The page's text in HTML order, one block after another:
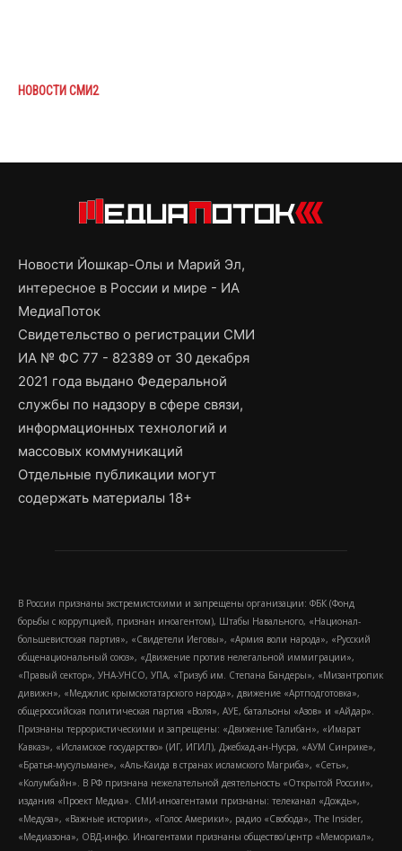
НОВОСТИ СМИ2
Новости Йошкар-Олы и Марий Эл,
интересное в России и мире - ИА
МедиаПоток
Свидетельство о регистрации СМИ
ИА № ФС 77 - 82389 от 30 декабря
2021 года выдано Федеральной
службы по надзору в сфере связи,
информационных технологий и
массовых коммуникаций
Отдельные публикации могут
содержать материалы 18+
В России признаны экстремистскими и запрещены организации: ФБК (Фонд
борьбы с коррупцией, признан иноагентом), Штабы Навального, «Национал-
большевистская партия», «Свидетели Иеговы», «Армия воли народа», «Русский
общенациональный союз», «Движение против нелегальной иммиграции»,
«Правый сектор», УНА-УНСО, УПА, «Тризуб им. Степана Бандеры», «Мизантропик
дивижн», «Меджлис крымскотатарского народа», движение «Артподготовка»,
общероссийская политическая партия «Воля», АУЕ, батальоны «Азов» и «Айдар».
Признаны террористическими и запрещены: «Движение Талибан», «Имарат
Кавказ», «Исламское государство» (ИГ, ИГИЛ), Джебхад-ан-Нусра, «АУМ Синрике»,
«Братья-мусульмане», «Аль-Каида в странах исламского Магриба», «Сеть»,
«Колумбайн». В РФ признана нежелательной деятельность «Открытой России»,
издания «Проект Медиа». СМИ-иноагентами признаны: телеканал «Дождь»,
«Медуза», «Важные истории», «Голос Америки», радио «Свобода», The Insider,
«Медиазона», ОВД-инфо. Иноагентами признаны общество/центр «Мемориал»,